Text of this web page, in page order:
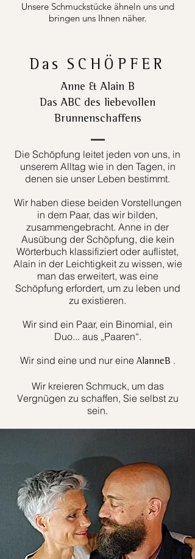
Unsere Schmuckstücke ähneln uns und
bringen uns Ihnen näher.
Das SCHÖPFER
Anne & Alain B
Das ABC des liebevollen
Brunnenschaffens
Die Schöpfung leitet jeden von uns, in
unserem Alltag wie in den Tagen, in
denen sie unser Leben bestimmt.
Wir haben diese beiden Vorstellungen
in dem Paar, das wir bilden,
zusammengebracht. Anne in der
Ausübung der Schöpfung, die kein
Wörterbuch klassifiziert oder auflistet,
Alain in der Leichtigkeit zu wissen, wie
man das erweitert, was eine
Schöpfung erfordert, um zu leben und
zu existieren.
Wir sind ein Paar, ein Binomial, ein
Duo... aus „Paaren“.
Wir sind eine und nur eine AlanneB .
Wir kreieren Schmuck, um das
Vergnügen zu schaffen, Sie selbst zu
sein.